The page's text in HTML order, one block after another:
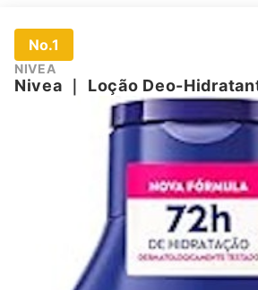
No.1
NIVEA
Nivea ｜ Loção Deo-